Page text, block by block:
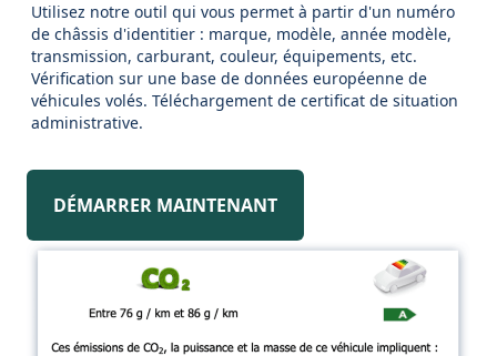
Utilisez notre outil qui vous permet à partir d'un numéro
de châssis d'identitier : marque, modèle, année modèle,
transmission, carburant, couleur, équipements, etc.
Vérification sur une base de données européenne de
véhicules volés. Téléchargement de certificat de situation
administrative.
DÉMARRER MAINTENANT